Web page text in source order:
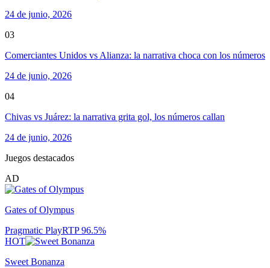
24 de junio, 2026
03
Comerciantes Unidos vs Alianza: la narrativa choca con los números
24 de junio, 2026
04
Chivas vs Juárez: la narrativa grita gol, los números callan
24 de junio, 2026
Juegos destacados
AD
Gates of Olympus
Pragmatic PlayRTP96.5%
HOT
Sweet Bonanza